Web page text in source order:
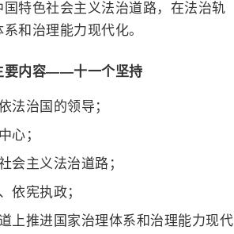
特色社会主义法治道路，在法治轨
和治理能力现代化。
要内容——十一个坚持
法治国的领导；
心；
会主义法治道路；
依宪执政；
上推进国家治理体系和治理能力现代